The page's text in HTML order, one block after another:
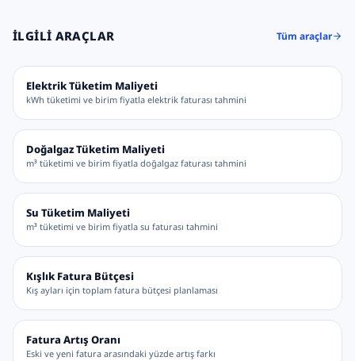
İLGILI ARAÇLAR Tüm araçlar
Elektrik Tüketim Maliyeti
kWh tüketimi ve birim fiyatla elektrik faturası tahmini
Doğalgaz Tüketim Maliyeti
m³ tüketimi ve birim fiyatla doğalgaz faturası tahmini
Su Tüketim Maliyeti
m³ tüketimi ve birim fiyatla su faturası tahmini
Kışlık Fatura Bütçesi
Kış ayları için toplam fatura bütçesi planlaması
Fatura Artış Oranı
Eski ve yeni fatura arasındaki yüzde artış farkı